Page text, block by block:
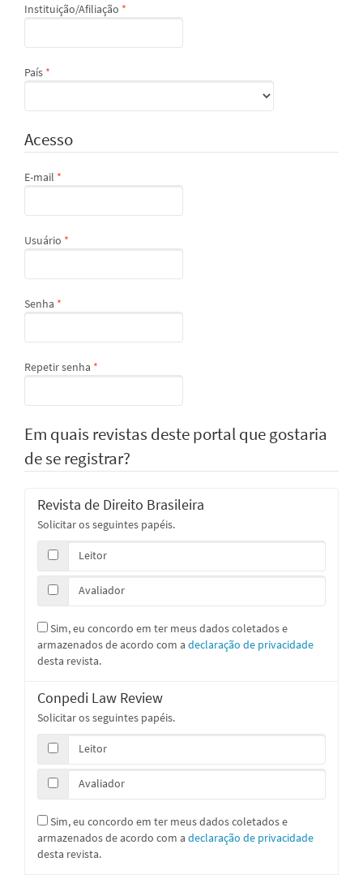
Instituição/Afiliação *
País *
Acesso
E-mail *
Usuário *
Senha *
Repetir senha *
Em quais revistas deste portal que gostaria
de se registrar?
Revista de Direito Brasileira
Solicitar os seguintes papéis.
Leitor
Avaliador
armazenados de acordo com a declaração de privacidade
desta revista.
Conpedi Law Review
Solicitar os seguintes papéis.
Leitor
Avaliador
armazenados de acordo com a declaração de privacidade
desta revista.